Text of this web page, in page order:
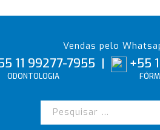
Vendas pelo
11 99277-7955
ODONTOLOGIA
| +55